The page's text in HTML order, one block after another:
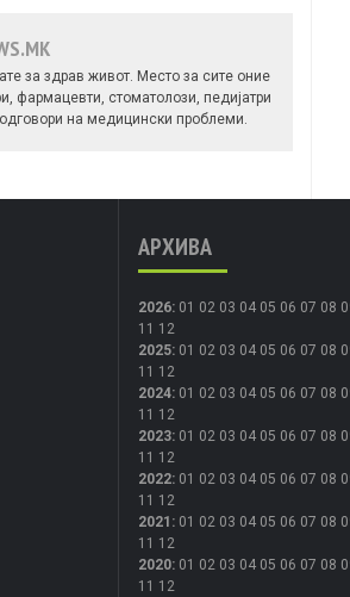
за здрав живот. Место за сите оние
фармацевти, стоматолози, педијатри
на медицински проблеми.
АРХИВА
2026: 01 02 03 04 05 06 07 08
11 12
2025: 01 02 03 04 05 06 07 08
11 12
2024: 01 02 03 04 05 06 07 08
11 12
2023: 01 02 03 04 05 06 07 08
11 12
2022: 01 02 03 04 05 06 07 08
11 12
2021 : 01 02 03 04 05 06 07 08
11 12
2020: 01 02 03 04 05 06 07 08
11 12